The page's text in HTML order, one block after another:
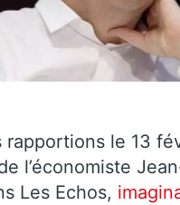
rapportions le 13
l’économiste
Les Echos,